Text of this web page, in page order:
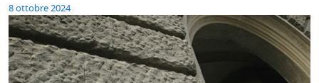
8 ottobre 2024